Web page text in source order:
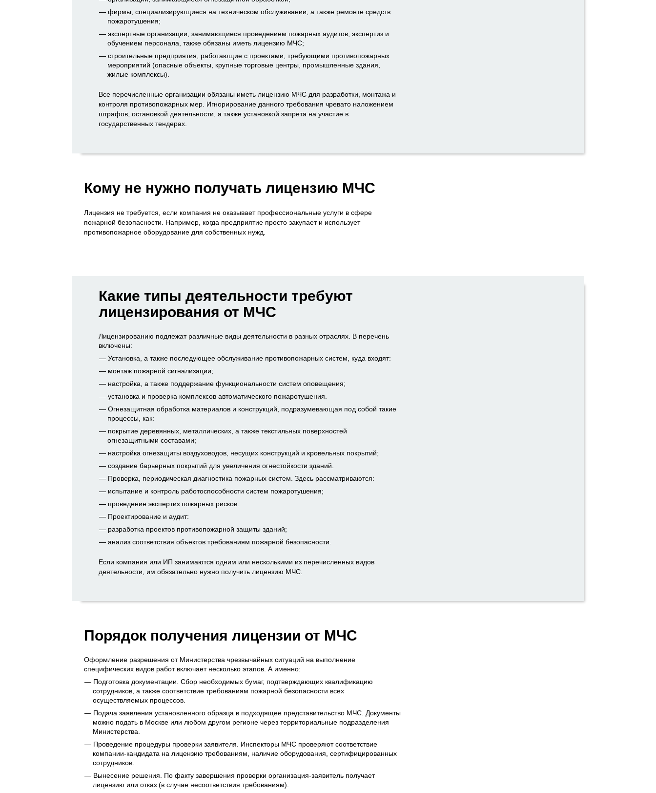
фирмы, специализирующиеся на техническом обслуживании, а также ремонте средств
пожаротушения;
экспертные организации, занимающиеся проведением пожарных аудитов, экспертиз и
обучением персонала, также обязаны иметь лицензию МЧС;
строительные предприятия, работающие с проектами, требующими противопожарных
мероприятий (опасные объекты, крупные торговые центры, промышленные здания,
жилые комплексы).
Все перечисленные организации обязаны иметь лицензию МЧС для разработки, монтажа и
контроля противопожарных мер. Игнорирование данного требования чревато наложением
штрафов, остановкой деятельности, а также установкой запрета на участие в
государственных тендерах.
Кому не нужно получать лицензию МЧС
Лицензия не требуется, если компания не оказывает профессиональные услуги в сфере
пожарной безопасности. Например, когда предприятие просто закупает и использует
противопожарное оборудование для собственных нужд.
Какие типы деятельности требуют
лицензирования от МЧС
Лицензированию подлежат различные виды деятельности в разных отраслях. В перечень
включены:
Установка, а также последующее обслуживание противопожарных систем, куда входят:
монтаж пожарной сигнализации;
настройка, а также поддержание функциональности систем оповещения;
установка и проверка комплексов автоматического пожаротушения.
Огнезащитная обработка материалов и конструкций, подразумевающая под собой такие
процессы, как:
покрытие деревянных, металлических, а также текстильных поверхностей
огнезащитными составами;
настройка огнезащиты воздуховодов, несущих конструкций и кровельных покрытий;
создание барьерных покрытий для увеличения огнестойкости зданий.
Проверка, периодическая диагностика пожарных систем. Здесь рассматриваются:
испытание и контроль работоспособности систем пожаротушения;
проведение экспертиз пожарных рисков.
Проектирование и аудит:
разработка проектов противопожарной защиты зданий;
анализ соответствия объектов требованиям пожарной безопасности.
Если компания или ИП занимаются одним или несколькими из перечисленных видов
деятельности, им обязательно нужно получить лицензию МЧС.
Порядок получения лицензии от МЧС
Оформление разрешения от Министерства чрезвычайных ситуаций на выполнение
специфических видов работ включает несколько этапов. А именно:
Подготовка документации. Сбор необходимых бумаг, подтверждающих квалификацию
сотрудников, а также соответствие требованиям пожарной безопасности всех
осуществляемых процессов.
Подача заявления установленного образца в подходящее представительство МЧС. Документы
можно подать в Москве или любом другом регионе через территориальные подразделения
Министерства.
Проведение процедуры проверки заявителя. Инспекторы МЧС проверяют соответствие
компании-кандидата на лицензию требованиям, наличие оборудования, сертифицированных
сотрудников.
Вынесение решения. По факту завершения проверки организация-заявитель получает
лицензию или отказ (в случае несоответствия требованиям).